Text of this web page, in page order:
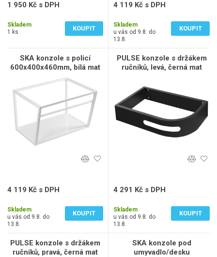
1 950 Kč s DPH
Skladem
1 ks
KOUPIT
4 119 Kč s DPH
Skladem
u vás od 9.8. do
13.8.
KOUPIT
SKA konzole s policí
600x400x460mm, bílá mat
4 119 Kč s DPH
Skladem
u vás od 9.8. do
13.8.
KOUPIT
PULSE konzole s držákem
ručníků, levá, černá mat
4 291 Kč s DPH
Skladem
u vás od 9.8. do
13.8.
KOUPIT
PULSE konzole s držákem
ručníků, pravá, černá mat
SKA konzole pod
umyvadlo/desku